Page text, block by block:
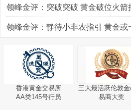
领峰金评：突破突破 黄金破位火箭
香港黄金交易所
AA类145号行员
三大最活跃伦敦
易商大奖